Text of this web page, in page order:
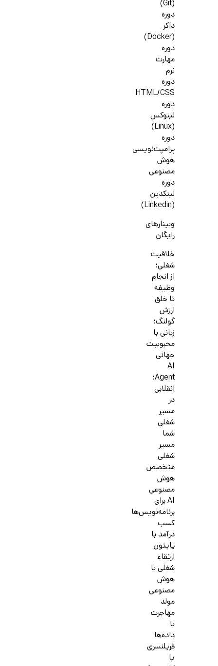
(Git)
دوره
داکر
(Docker)
دوره
مهارت
نرم
دوره
HTML/CSS
دوره
لینوکس
(Linux)
دوره
پرامپت‌نویسی
هوش
مصنوعی
دوره
لینکدین
(Linkedin)
وبینارهای
رایگان
خلاقیت
شغلی؛
از انجام
وظیفه
تا خلق
ارزش
گولنگ؛
زبانی با
محبوبیت
جهانی
AI
Agent؛
انقلابی
در
مسیر
شغلی
شما
مسیر
شغلی
متخصص
هوش
مصنوعی
AI برای
برنامه‌نویس‌ها
کسب
درآمد با
پایتون
ارتقاء
شغلی با
هوش
مصنوعی
مولد
مهاجرت
با
داده‌ها
فریلنسری
یا